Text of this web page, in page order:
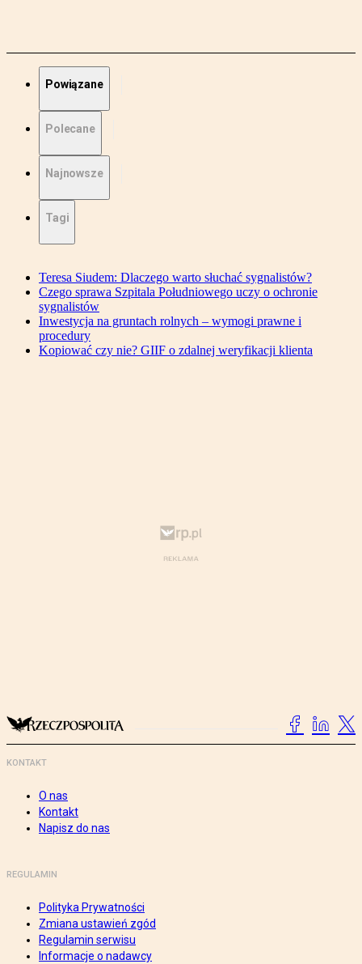
Powiązane
Polecane
Najnowsze
Tagi
Teresa Siudem: Dlaczego warto słuchać sygnalistów?
Czego sprawa Szpitala Południowego uczy o ochronie
sygnalistów
Inwestycja na gruntach rolnych – wymogi prawne i
procedury
Kopiować czy nie? GIIF o zdalnej weryfikacji klienta
KONTAKT
O nas
Kontakt
Napisz do nas
REGULAMIN
Polityka Prywatności
Zmiana ustawień zgód
Regulamin serwisu
Informacje o nadawcy